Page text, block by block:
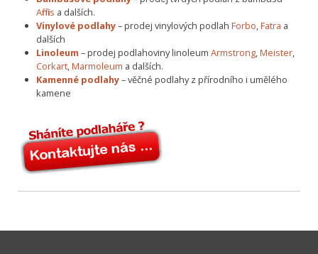
Affinis a dalších.
Vinylové podlahy– prodej vinylových podlah Forbo,Fatra a
dalších
Linoleum – prodej podlahoviny linoleum Armstrong,Meister,
Corkart,Marmoleum a dalších.
Kamenné podlahy– věčné podlahy z přírodního i umělého
kamene